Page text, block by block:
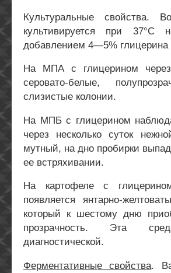
Культуральные свойства.
культивируется при 37°С
добавлением 4—5% глицерина
На МПА с глицерином
серовато-белые,
слизистые колонии.
На МПБ с глицерином
через несколько суток
мутный, на дно пробирки
ее встряхивании.
На картофеле с
появляется янтарно-
который к шестому дню
прозрачность. Эта
диагностической.
Ферментативные свойства.